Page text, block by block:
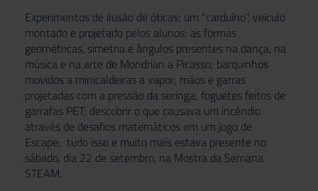
Experimentos de ilusão de óticas; um “carduíno”, veículo
montado e projetado pelos alunos; as formas
geométricas, simetria e ângulos presentes na dança, na
música e na arte de Mondrian a Picasso; barquinhos
movidos a minicaldeiras a vapor; mãos e garras
projetadas com a pressão da seringa; foguetes feitos de
garrafas PET; descobrir o que causava um incêndio
através de desafios matemáticos em um jogo de
Escape; tudo isso e muito mais estava presente no
sábado, dia 22 de setembro, na Mostra da Semana
STEAM.